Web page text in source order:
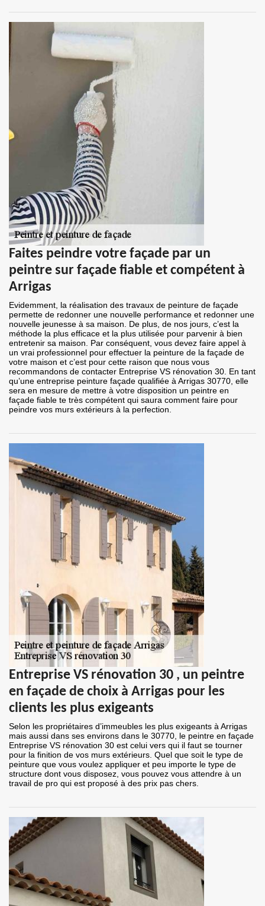
Faites peindre votre façade par un
peintre sur façade fiable et compétent à
Arrigas
Evidemment, la réalisation des travaux de peinture de façade
permette de redonner une nouvelle performance et redonner une
nouvelle jeunesse à sa maison. De plus, de nos jours, c’est la
méthode la plus efficace et la plus utilisée pour parvenir à bien
entretenir sa maison. Par conséquent, vous devez faire appel à
un vrai professionnel pour effectuer la peinture de la façade de
votre maison et c’est pour cette raison que nous vous
recommandons de contacter Entreprise VS rénovation 30. En tant
qu’une entreprise peinture façade qualifiée à Arrigas 30770, elle
sera en mesure de mettre à votre disposition un peintre en
façade fiable te très compétent qui saura comment faire pour
peindre vos murs extérieurs à la perfection.
Entreprise VS rénovation 30 , un peintre
en façade de choix à Arrigas pour les
clients les plus exigeants
Selon les propriétaires d’immeubles les plus exigeants à Arrigas
mais aussi dans ses environs dans le 30770, le peintre en façade
Entreprise VS rénovation 30 est celui vers qui il faut se tourner
pour la finition de vos murs extérieurs. Quel que soit le type de
peinture que vous voulez appliquer et peu importe le type de
structure dont vous disposez, vous pouvez vous attendre à un
travail de pro qui est proposé à des prix pas chers.